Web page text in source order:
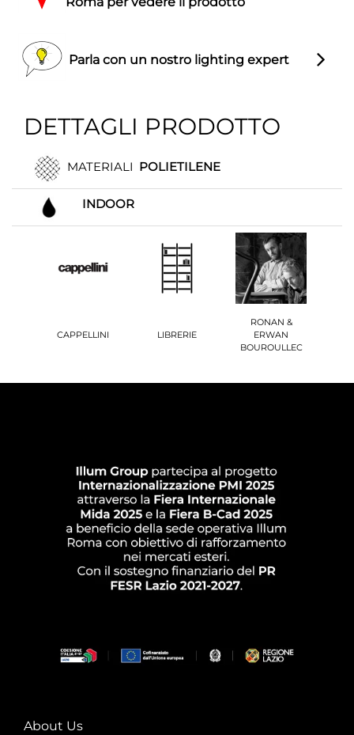
Parla con un nostro lighting expert
DETTAGLI PRODOTTO
MATERIALI POLIETILENE
INDOOR
CAPPELLINI LIBRERIE
RONAN &
ERWAN
BOUROULLEC
About Us